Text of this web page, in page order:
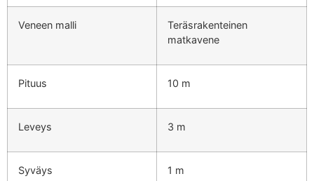
Veneen malli
Teräsrakenteinen
matkavene
Pituus 10 m
Leveys 3 m
Syväys 1 m